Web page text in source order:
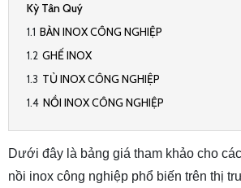
Kỳ Tân Quý
BÀN INOX CÔNG NGHIỆP
GHẾ INOX
TỦ INOX CÔNG NGHIỆP
NỒI INOX CÔNG NGHIỆP
Dưới đây là bảng giá tham khảo cho
nồi inox công nghiệp phổ biến trên thị